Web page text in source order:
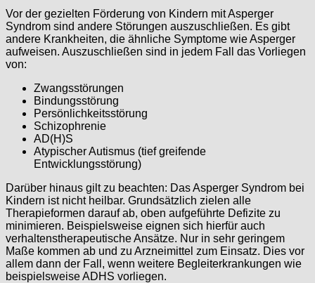
Vor der gezielten Förderung von Kindern mit Asperger
Syndrom sind andere Störungen auszuschließen. Es gibt
andere Krankheiten, die ähnliche Symptome wie Asperger
aufweisen. Auszuschließen sind in jedem Fall das Vorliegen
von:
Zwangsstörungen
Bindungsstörung
Persönlichkeitsstörung
Schizophrenie
AD(H)S
Atypischer Autismus (tief greifende
Entwicklungsstörung)
Darüber hinaus gilt zu beachten: Das Asperger Syndrom bei
Kindern ist nicht heilbar. Grundsätzlich zielen alle
Therapieformen darauf ab, oben aufgeführte Defizite zu
minimieren. Beispielsweise eignen sich hierfür auch
verhaltenstherapeutische Ansätze. Nur in sehr geringem
Maße kommen ab und zu Arzneimittel zum Einsatz. Dies vor
allem dann der Fall, wenn weitere Begleiterkrankungen wie
beispielsweise ADHS vorliegen.